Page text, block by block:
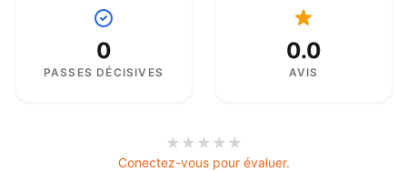
0
PASSES DÉCISIVES
0.0
AVIS
★ ★ ★ ★ ★
Conectez-vous pour évaluer.